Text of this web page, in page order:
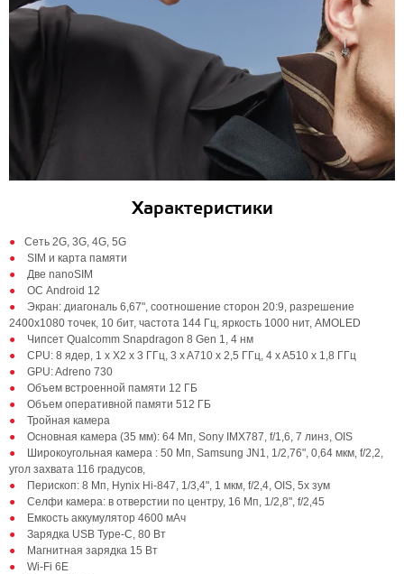
Характеристики
Cеть 2G, 3G, 4G, 5G
SIM и карта памяти
Две nanoSIM
ОС Android 12
Экран: диагональ 6,67", соотношение сторон 20:9, разрешение
2400х1080 точек, 10 бит, частота 144 Гц, яркость 1000 нит, AMOLED
Чипсет Qualcomm Snapdragon 8 Gen 1, 4 нм
CPU: 8 ядер, 1 x X2 x 3 ГГц, 3 x A710 x 2,5 ГГц, 4 x A510 x 1,8 ГГц
GPU: Adreno 730
Объем встроенной памяти 12 ГБ
Объем оперативной памяти 512 ГБ
Тройная камера
Основная камера (35 мм): 64 Мп, Sony IMX787, f/1,6, 7 линз, OIS
Широкоугольная камера : 50 Мп, Samsung JN1, 1/2,76", 0,64 мкм, f/2,2,
угол захвата 116 градусов,
Перископ: 8 Мп, Hynix Hi-847, 1/3,4", 1 мкм, f/2,4, OIS, 5х зум
Селфи камера: в отверстии по центру, 16 Мп, 1/2,8", f/2,45
Емкость аккумулятор 4600 мАч
Зарядка USB Type-C, 80 Вт
Магнитная зарядка 15 Вт
Wi-Fi 6E